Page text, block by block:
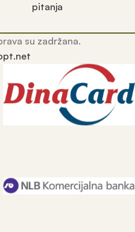
pitanja
su zadržana.